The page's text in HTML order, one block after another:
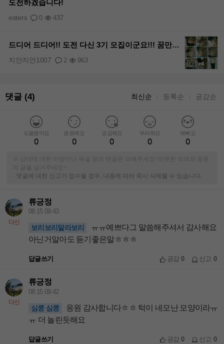
도전하겠습니다!
0 437
esters
+4
드디어 드디어!! 도전 다신 3기 모집이군요!!! 꿈만같아요~^^
2 963
지안지안1007
댓글 (4) 최신순 등록순 공감순
도움됐어요
0
응원해요
0
궁금해요
0
부러워요
0
예뻐요
0
※ 상대에 대한 비방이나 욕설 등의 댓글은 피해주세요! 따뜻한 격려와 응원
의 글을 남겨주세요~
-
댓글에 대한 신고가 접수될 경우, 내용에 따라 즉시 삭제될 수 있습니다.
다신
류긍정
08.15 09:43
보리보리말라보리
ㅠㅠ예쁘다그 말씀해주셔서 감사해요
아닌거알아도 듣기좋은말ㅎㅎㅎ
답글쓰기 공감0 신고 0
다신
류긍정
08.15 09:42
심쿵 심쿵
응원 감사합니다ㅎㅎ 턱이 네모난 모양이라ㅠ
ㅠ 더 놀린듯해요
답글쓰기 공감0 신고 0